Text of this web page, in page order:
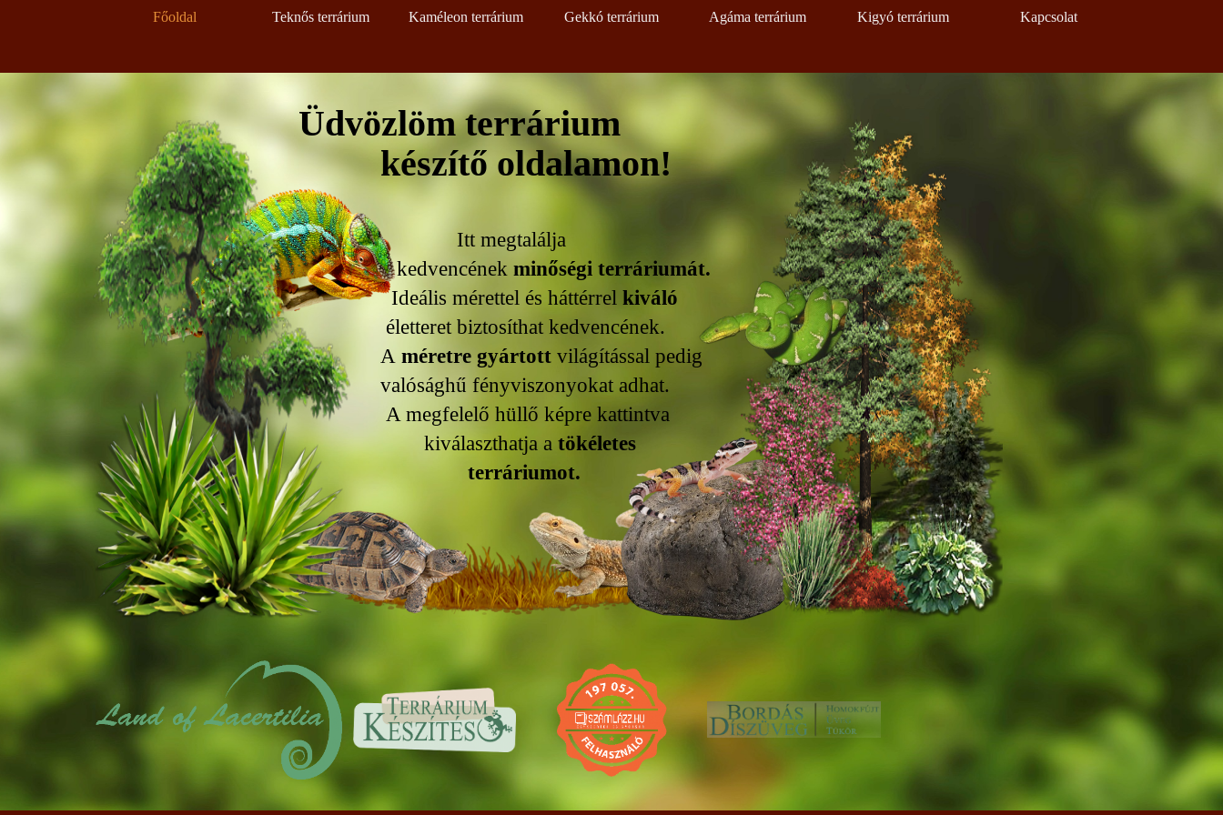
Ugrás a menüre
Főoldal Teknős terrárium Kaméleon terrárium Gekkó terrárium Agáma terrárium Kigyó terrárium Kapcsolat
Itt megtalálja
kedvencénekminőségi terráriumát.
Ideális mérettel és háttérrelkiváló
életteret biztosíthat kedvencének.
Améretre gyártottvilágítással pedig
valósághű fényviszonyokat adhat.
A megfelelő hüllő képre kattintva
kiválaszthatja atökéletes
terráriumot.
Üdvözlöm terrárium
készítő oldalamon!